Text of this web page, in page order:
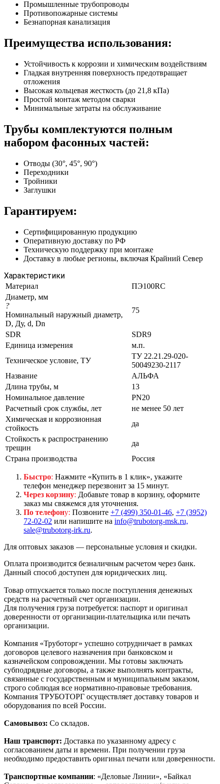
Промышленные трубопроводы
Противопожарные системы
Безнапорная канализация
Преимущества использования:
Устойчивость к коррозии и химическим воздействиям
Гладкая внутренняя поверхность предотвращает
отложения
Высокая кольцевая жесткость (до 21,8 кПа)
Простой монтаж методом сварки
Минимальные затраты на обслуживание
Трубы комплектуются полным
набором фасонных частей:
Отводы (30°, 45°, 90°)
Переходники
Тройники
Заглушки
Гарантируем:
Сертифицированную продукцию
Оперативную доставку по РФ
Техническую поддержку при монтаже
Доставку в любые регионы, включая Крайний Север
Характеристики
Материал
ПЭ100RC
Диаметр, мм
?
Номинальный наружный диаметр,
D, Ду, d, Dn
75
SDR
SDR9
Единица измерения
м.п.
Техническое условие, ТУ
ТУ 22.21.29-020-
50049230-2117
Название
АЛЬФА
Длина трубы, м
13
Номинальное давление
PN20
Расчетный срок службы, лет
не менее 50 лет
Химическая и коррозионная
стойкость
да
Стойкость к распространению
трещин
да
Страна производства
Россия
Быстро: Нажмите «Купить в 1 клик», укажите
телефон менеджер перезвонит за 15 минут.
Через корзину: Добавьте товар в корзину, оформите
заказ мы свяжемся для уточнения.
По телефону: Позвоните +7 (499) 350-01-46, +7 (3952)
72-02-02 или напишите на info@trubotorg-msk.ru,
sale@trubotorg-irk.ru.
Для оптовых заказов — персональные условия и скидки.
Оплата производится безналичным расчетом через банк.
Данный способ доступен для юридических лиц.
Товар отпускается только после поступления денежных
средств на расчетный счет организации.
Для получения груза потребуется: паспорт и оригинал
доверенности от организации-плательщика или печать
организации.
Компания «Труботорг» успешно сотрудничает в рамках
договоров целевого назначения при банковском и
казначейском сопровождении. Мы готовы заключать
субподрядные договоры, а также выполнять контракты,
связанные с государственным и муниципальным заказом,
строго соблюдая все нормативно-правовые требования.
Компания ТРУБОТОРГ осуществляет доставку товаров и
оборудования по всей России.
Самовывоз: Со складов.
Наш транспорт: Доставка по указанному адресу с
согласованием даты и времени. При получении груза
необходимо предоставить оригинал печати или доверенности.
Транспортные компании: «Деловые Линии», «Байкал